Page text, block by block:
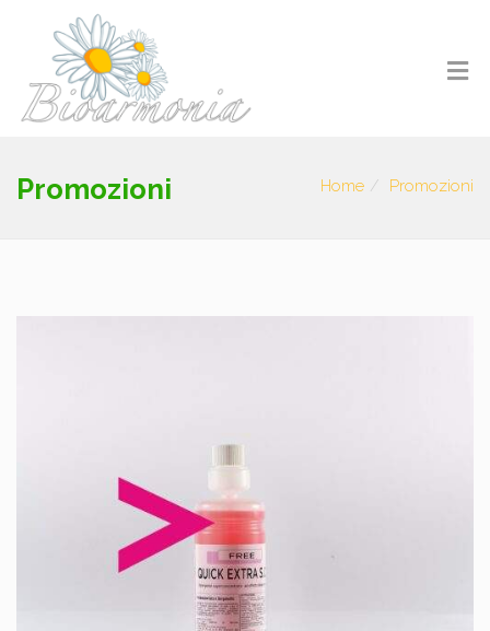
Promozioni Home Promozioni